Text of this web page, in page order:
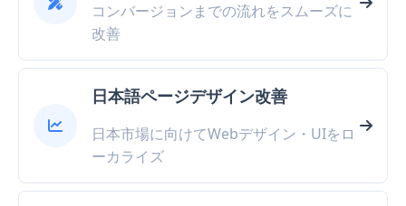
コンバージョンまでの流れをスムーズに
改善
日本語ページデザイン改善
日本市場に向けてWebデザイン・UIをロ
ーカライズ